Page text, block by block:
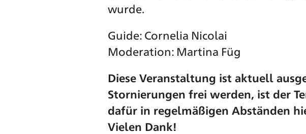
wurde.
Guide: Cornelia Nicolai
Moderation: Martina Füg
Diese Veranstaltung ist aktuell
Stornierungen frei werden, ist der
dafür in regelmäßigen Abständen
Vielen Dank!